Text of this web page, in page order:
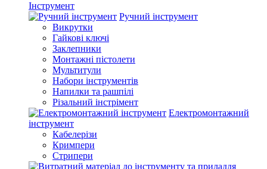
Інструмент
Ручний інструмент
Викрутки
Гайкові ключі
Заклепники
Монтажні пістолети
Мультитули
Набори інструментів
Напилки та рашпілі
Різальний інстрімент
Електромонтажний
інструмент
Кабелерізи
Кримпери
Стрипери